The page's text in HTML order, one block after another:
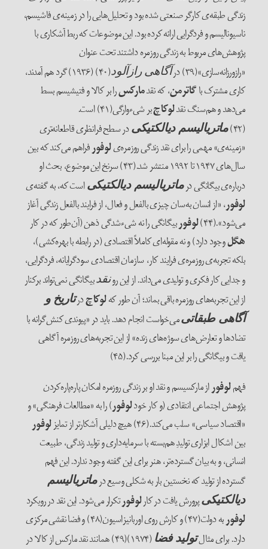
زندگی طبقه‌‌ی کارگر صنعتی شده بود و تحلیل‌‌هایی را در زمینه‌ی فاشیسم،
ناسیونالیسم و فردگرایی ارائه کرده بود. این موضوعات که ربط آشکاری با
پژوهش‌‌های مربوط به زندگی روزمره داشتند تحت عنوان
«رازورزانه‌سازی»(۳۹) در
آگاهی رازآلود
(۴۰) (۱۹۳۶) گرد هم آمدند،
کاری مشترک باگاترمن، که نقدمارکسرا بر کالا و فتیشیسم بسط
می‌‌دهد و هم‌‌سنگ نقدلوکاچ
بر شی‌‌‌ء‌‌وارگی(۴۱) است.
(۴۲)
ماتریالیسم دیالکتیکیدر سطح فرانظری قاطعانه‌‌تری
«زمینه‌‌ی» مهمی را برای نقد زندگی روزمره‌‌یلوفورفراهم می‌‌کند که بین
سال‌‌های ۱۹۴۷ تا ۱۹۹۲ منتشر شد.(۴۳) سرنخ این موضوع، بحث او
درباره‌‌ی بیگانگی درماتریالیسم دیالکتیکیاست که، به گفته‌‌ی
لوفور، «از انسان به‌سان چیزی بالفعل و فعال، از فرایند بالفعل زندگی آغاز
می‌شود».(۴۴)
لوفوربیگانگی را نه شی‌‌ء‌‌شدگی ذهن (آن‌طور که در کار
هگلوجود دارد) و نه مقوله‌‌ای کاملاً اقتصادی (در رابطه با بهره‌کشی)،
بلکه تجربه‌‌ی روزمره‌‌ی فرایند کار، سازمان اقتصادی سودگرایانه، فردگرایی،
و جدایی کار فکری و تولیدی می‌‌داند. از این رونقدبیگانگی نمی‌‌تواند برکنار
از این تجربه‌‌های روزمره باقی بماند؛ آن طور کهلوکاچدرتاریخ و
آگاهی طبقاتیمی‌‌خواست انجام دهد. باید در «پیوندی کنش‌‌گرانه با
تضادها و تعارض‌‌های سوژه‌‌های زنده» از این تجربه‌‌های روزمره آگاهی
یافت و بیگانگی را بر این مبنا بررسی کرد.(۴۵)
فهملوفوراز مارکسیسم و نقد او بر زندگی روزمره امکان پاره‌‌پاره‌‌کردن
پژوهش اجتماعی انتقادی (و کار خودلوفور) را به «مطالعات فرهنگی» و
«اقتصاد سیاسی» سلب می‌‌کند.(۴۶) هیچ دلیلی آشکارتر از تمایز
لوفور
بین اشکال ابزاری تولیدِ هم‌بسته با سرمایه‌‌داری و تولید زندگی، طبیعت
انسانی، و به بیان گسترده‌‌تر، هنر برای این گفته وجود ندارد. این فهم
گسترده از تولید که نخستین بار به شکلی وسیع درماتریالیسم
دیالکتیکیپرورش یافت در کارلوفورتکرار می‌‌شود. این نقد در رویکرد
لوفور
به دولت(۴۷) و کارش روی اوربانیزاسیون(۴۸) و فضا نقشی مرکزی
دارد. برای مثالتولید فضا (۱۹۷۴)(۴۹) همانند نقد مارکس از کالا در